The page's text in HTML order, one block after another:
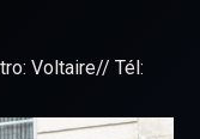
Voltaire// Tél: